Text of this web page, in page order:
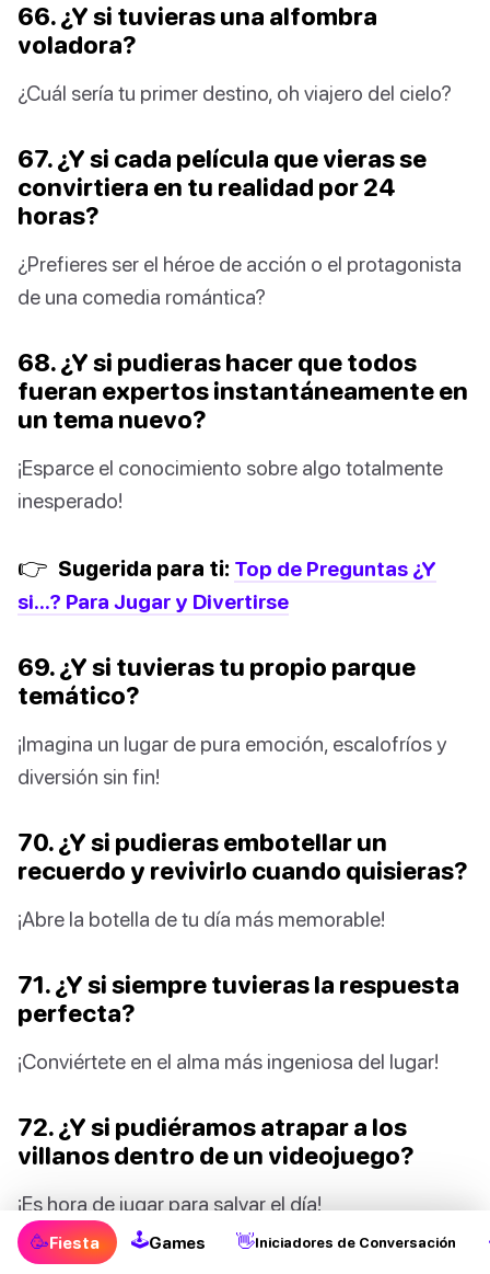
66. ¿Y si tuvieras una alfombra
voladora?
¿Cuál sería tu primer destino, oh viajero del cielo?
67. ¿Y si cada película que vieras se
convirtiera en tu realidad por 24
horas?
¿Prefieres ser el héroe de acción o el protagonista
de una comedia romántica?
68. ¿Y si pudieras hacer que todos
fueran expertos instantáneamente en
un tema nuevo?
¡Esparce el conocimiento sobre algo totalmente
inesperado!
👉 Sugerida para ti: Top de Preguntas ¿Y
si...? Para Jugar y Divertirse
69. ¿Y si tuvieras tu propio parque
temático?
¡Imagina un lugar de pura emoción, escalofríos y
diversión sin fin!
70. ¿Y si pudieras embotellar un
recuerdo y revivirlo cuando quisieras?
¡Abre la botella de tu día más memorable!
71. ¿Y si siempre tuvieras la respuesta
perfecta?
¡Conviértete en el alma más ingeniosa del lugar!
72. ¿Y si pudiéramos atrapar a los
villanos dentro de un videojuego?
¡Es hora de jugar para salvar el día!
🥳Fiesta 🕹Games 👋Iniciadores de Conversación